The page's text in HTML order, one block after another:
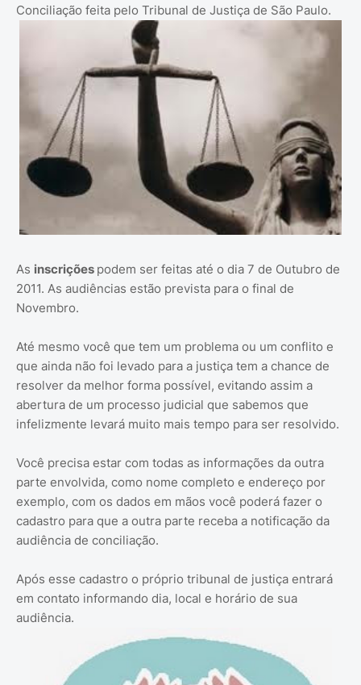
Conciliação feita pelo Tribunal de Justiça de São Paulo.
As inscrições podem ser feitas até o dia 7 de Outubro de
2011. As audiências estão prevista para o final de
Novembro.
Até mesmo você que tem um problema ou um conflito e
que ainda não foi levado para a justiça tem a chance de
resolver da melhor forma possível, evitando assim a
abertura de um processo judicial que sabemos que
infelizmente levará muito mais tempo para ser resolvido.
Você precisa estar com todas as informações da outra
parte envolvida, como nome completo e endereço por
exemplo, com os dados em mãos você poderá fazer o
cadastro para que a outra parte receba a notificação da
audiência de conciliação.
Após esse cadastro o próprio tribunal de justiça entrará
em contato informando dia, local e horário de sua
audiência.